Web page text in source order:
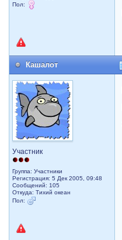
Пол:
Кашалот
Участник
Группа: Участники
Регистрация: 5 Дек 2005, 09:48
Сообщений: 105
Откуда: Тихий океан
Пол: